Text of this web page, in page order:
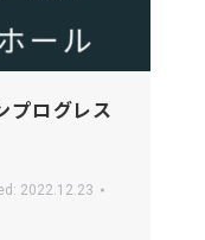
プログレス
2022.12.23